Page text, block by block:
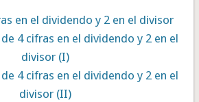
en el dividendo y 2 en el divisor
4 cifras en el dividendo y 2 en el
divisor (I)
4 cifras en el dividendo y 2 en el
divisor (II)